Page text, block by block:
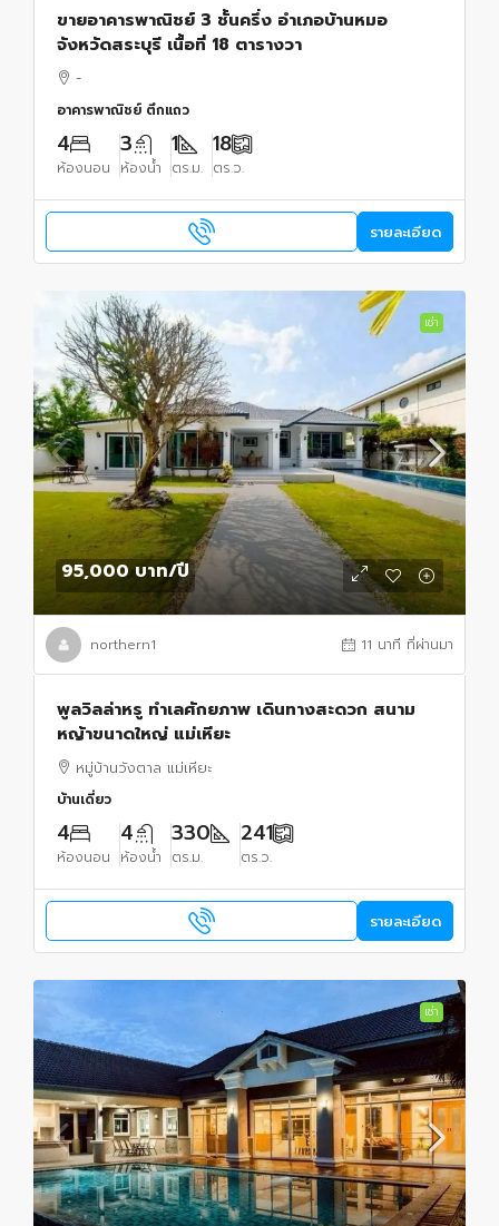
ขายอาคารพาณิชย์ 3 ชั้นครึ่ง อำเภอบ้านหมอ
จังหวัดสระบุรี เนื้อที่ 18 ตารางวา
-
อาคารพาณิชย์ ตึกแถว
4
ห้องนอน
3
ห้องน้ำ
1
ตร.ม.
18
ตร.ว.
รายละเอียด
เช่า
95,000 บาท/ปี
northern1 11 นาที ที่ผ่านมา
พูลวิลล่าหรู ทำเลศักยภาพ เดินทางสะดวก สนาม
หญ้าขนาดใหญ่ แม่เหียะ
หมู่บ้านวังตาล แม่เหียะ
บ้านเดี่ยว
4
ห้องนอน
4
ห้องน้ำ
330
ตร.ม.
241
ตร.ว.
รายละเอียด
เช่า